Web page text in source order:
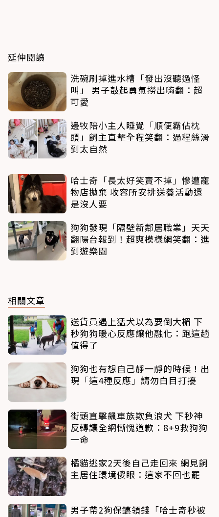
延伸閱讀
洗碗刷掉進水槽「發出沒聽過怪
叫」 男子鼓起勇氣撈出嗨翻：超
可愛
邊牧陪小主人睡覺「順便霸佔枕
頭」飼主直擊全程笑翻：過程絲滑
到太自然
哈士奇「長太好笑賣不掉」慘遭寵
物店拋棄 收容所安排送養活動還
是沒人要
狗狗發現「隔壁新鄰居職業」天天
翻陽台報到！超爽模樣網笑翻：進
到遊樂園
相關文章
送貨員遇上猛犬以為要倒大楣 下
秒狗狗暖心反應讓他融化：跑這趟
值得了
狗狗也有想自己靜一靜的時候！出
現「這4種反應」請勿白目打擾
街頭直擊飆車族欺負浪犬 下秒神
反轉讓全網慚愧道歉：8+9救狗狗
一命
橘貓逃家2天後自己走回來 網見飼
主居住環境傻眼：這家不回也罷
男子帶2狗保鑣領錢「哈士奇秒被